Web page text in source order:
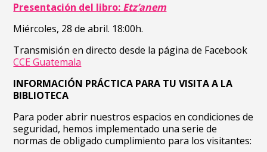
Presentación del libro: Etz’anem
Miércoles, 28 de abril. 18:00h.
Transmisión en directo desde la página de Facebook
CCE Guatemala
INFORMACIÓN PRÁCTICA PARA TU VISITA A LA
BIBLIOTECA
Para poder abrir nuestros espacios en condiciones de
seguridad, hemos implementado una serie de
normas de obligado cumplimiento para los visitantes: